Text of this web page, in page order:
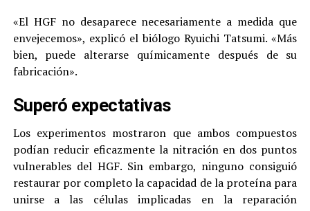
«El HGF no desaparece necesariamente a medida que
envejecemos», explicó el biólogo Ryuichi Tatsumi. «Más
bien, puede alterarse químicamente después de su
fabricación».
Superó expectativas
Los experimentos mostraron que ambos compuestos
podían reducir eficazmente la nitración en dos puntos
vulnerables del HGF. Sin embargo, ninguno consiguió
restaurar por completo la capacidad de la proteína para
unirse a las células implicadas en la reparación